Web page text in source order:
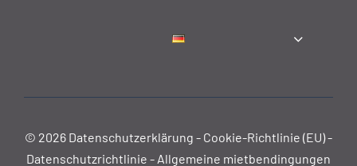
© 2026 Datenschutzerklärung - Cookie-Richtlinie (EU)-
Datenschutzrichtlinie - Allgemeine mietbendingungen